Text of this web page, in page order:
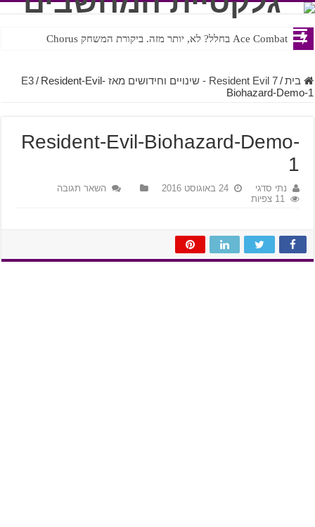
Ace Combat בחלל? לא, יותר מזה. ביקורת המשחק Chorus
Steven Universe והשירים שתורגמו בצורה נוראית לעברית
בית / Resident Evil 7 - שינויים וחידושים מאז E3 / Resident-Evil-
Biohazard-Demo-1
Resident-Evil-Biohazard-Demo-
1
נתי סדגי 24 באוגוסט 2016
השאר תגובה
11 צפיות